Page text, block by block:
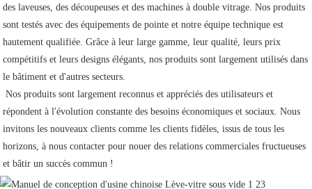
des laveuses, des découpeuses et des machines à double vitrage. Nos produits
sont testés avec des équipements de pointe et notre équipe technique est
hautement qualifiée. Grâce à leur large gamme, leur qualité, leurs prix
compétitifs et leurs designs élégants, nos produits sont largement utilisés dans
le bâtiment et d'autres secteurs.
répondent à l'évolution constante des besoins économiques et sociaux. Nous
invitons les nouveaux clients comme les clients fidèles, issus de tous les
horizons, à nous contacter pour nouer des relations commerciales fructueuses
et bâtir un succès commun !